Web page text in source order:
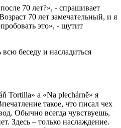
70 лет?», - спрашивает
70 лет замечательный, и я
это», - шутит
беседу и насладиться
Tortilla» a «Na plechárně» я
такое, что писал чех
Обычно всегда чувствуешь,
Здесь – только наслаждение.